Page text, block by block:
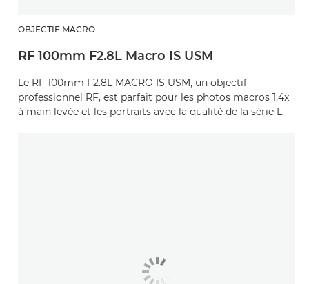
OBJECTIF MACRO
RF 100mm F2.8L Macro IS USM
Le RF 100mm F2.8L MACRO IS USM, un objectif
professionnel RF, est parfait pour les photos macros 1,4x
à main levée et les portraits avec la qualité de la série L.